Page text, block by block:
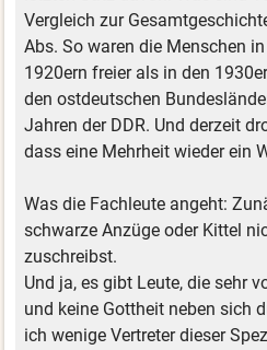
Vergleich zur
Abs. So waren die Menschen
1920ern freier als in den
den ostdeutschen
Jahren der DDR. Und derzeit
dass eine Mehrheit wieder ein
Was die Fachleute angeht:
schwarze Anzüge oder Kittel
zuschreibst.
Und ja, es gibt Leute, die sehr
und keine Gottheit neben sich
ich wenige Vertreter dieser